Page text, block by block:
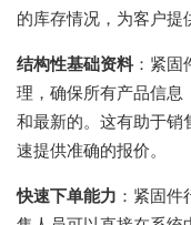
的库存情况，为客户提
结构性基础资料 ：紧
理，确保所有产品信息
和最新的。这有助于销
速提供准确的报价。
快速下单能力 ：紧固